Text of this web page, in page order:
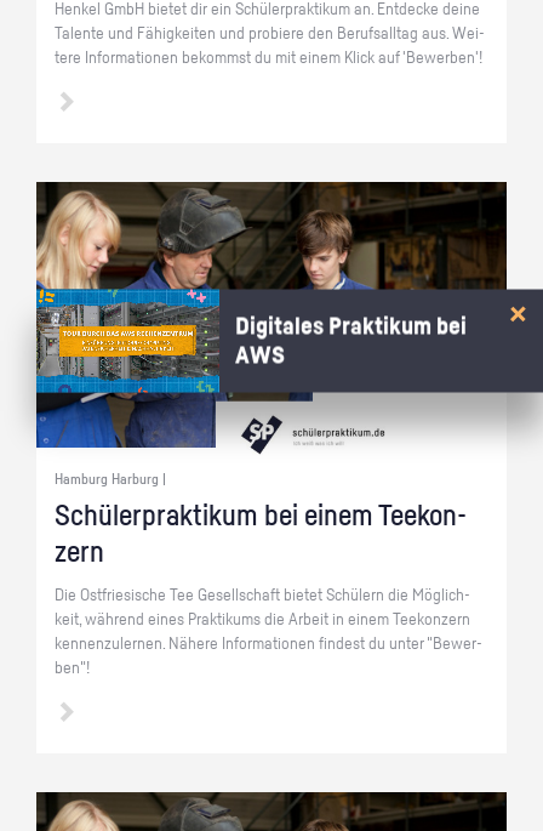
Hen­kel GmbH bie­tet dir ein Schü­ler­prak­ti­kum an. Ent­de­cke deine
Ta­len­te und Fä­hig­kei­ten und pro­bie­re den Be­rufs­all­tag aus. Wei­
te­re In­for­ma­tio­nen be­kommst du mit einem Klick auf 'Be­wer­ben'!
Hamburg Harburg |
Schü­ler­prak­ti­kum bei einem Tee­kon­
zern
Die Ost­frie­si­sche Tee Ge­sell­schaft bie­tet Schü­lern die Mög­lich­
keit, wäh­rend eines Prak­ti­kums die Ar­beit in einem Tee­kon­zern
ken­nen­zu­ler­nen. Nä­he­re In­for­ma­tio­nen fin­dest du unter "Be­wer­
ben"!
Digitales Praktikum bei
AWS